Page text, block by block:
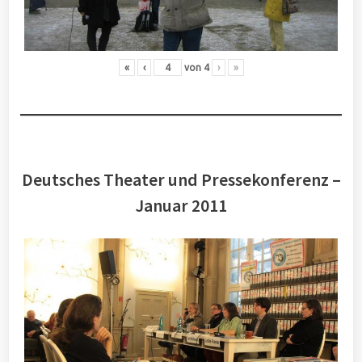
« ‹ von 4 › »
Deutsches Theater und Pressekonferenz –
Januar 2011